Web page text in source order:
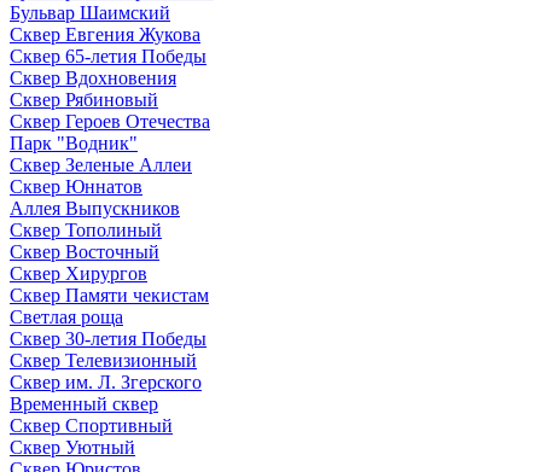
Бульвар Шаимский
Сквер Евгения Жукова
Сквер 65-летия Победы
Сквер Вдохновения
Сквер Рябиновый
Сквер Героев Отечества
Парк "Водник"
Сквер Зеленые Аллеи
Сквер Юннатов
Аллея Выпускников
Сквер Тополиный
Сквер Восточный
Сквер Хирургов
Сквер Памяти чекистам
Светлая роща
Сквер 30-летия Победы
Сквер Телевизионный
Сквер им. Л. Згерского
Временный сквер
Сквер Спортивный
Сквер Уютный